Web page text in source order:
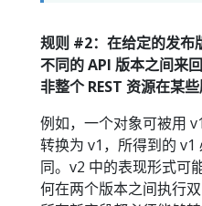
规则 #2：在给定的发布
不同的 API 版本之间来
非整个 REST 资源在某
例如，一个对象可被用
转换为 v1，所得到的 v1
同。v2 中的表现形式可
何在两个版本之间执行